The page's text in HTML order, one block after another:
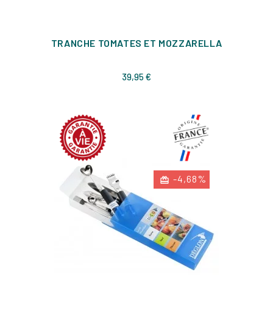
TRANCHE TOMATES ET MOZZARELLA
39,95 €
-4,68%